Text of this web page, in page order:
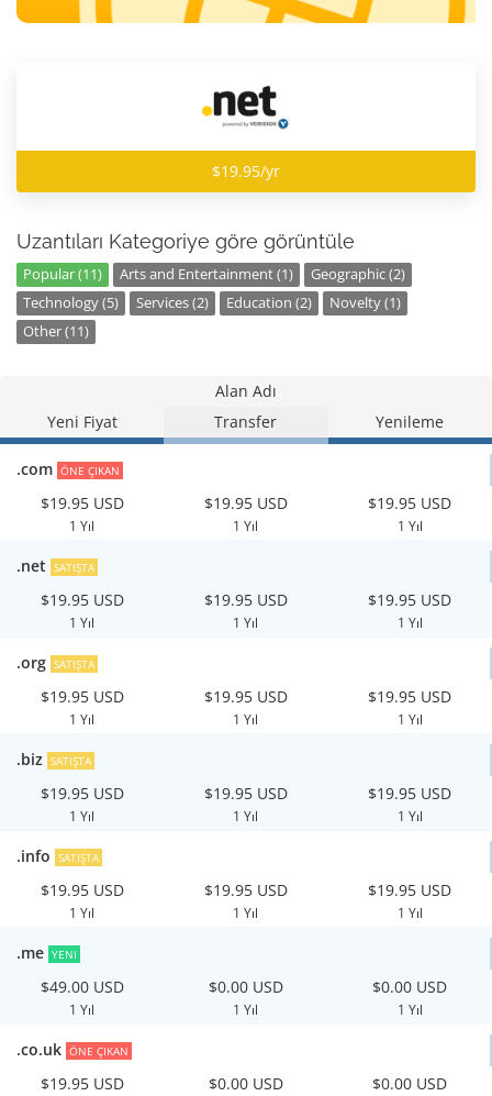
$19.95/yr
Uzantıları Kategoriye göre görüntüle
Popular (11) Arts and Entertainment (1)
Geographic (2)
Technology (5)
Services (2) Education (2)
Novelty (1)
Other (11)
Alan Adı
Yeni Fiyat
Transfer Yenileme
.com ÖNE ÇIKAN
$19.95 USD
1 Yıl
$19.95 USD
1 Yıl
$19.95 USD
1 Yıl
.net SATIŞTA
$19.95 USD
1 Yıl
$19.95 USD
1 Yıl
$19.95 USD
1 Yıl
.org SATIŞTA
$19.95 USD
1 Yıl
$19.95 USD
1 Yıl
$19.95 USD
1 Yıl
.biz SATIŞTA
$19.95 USD
1 Yıl
$19.95 USD
1 Yıl
$19.95 USD
1 Yıl
.info SATIŞTA
$19.95 USD
1 Yıl
$19.95 USD
1 Yıl
$19.95 USD
1 Yıl
.me YENI
$49.00 USD
1 Yıl
$0.00 USD
1 Yıl
$0.00 USD
1 Yıl
.co.uk ÖNE ÇIKAN
$19.95 USD $0.00 USD $0.00 USD